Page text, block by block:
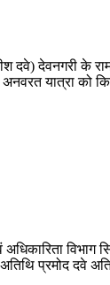
दवे) देवनगरी के
यात्रा को
विभाग
प्रमोद दवे अति.